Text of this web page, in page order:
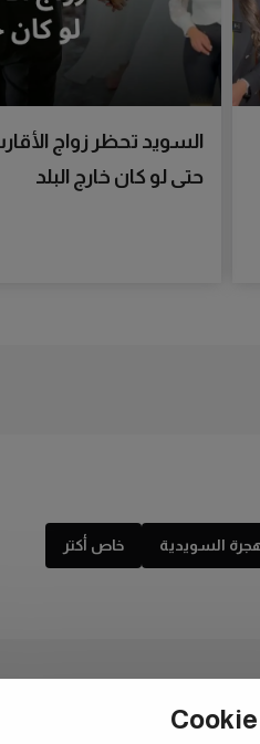
السويد تحظر زواج
حتى لو كان خارج البلد
السويدية خاص أكتر